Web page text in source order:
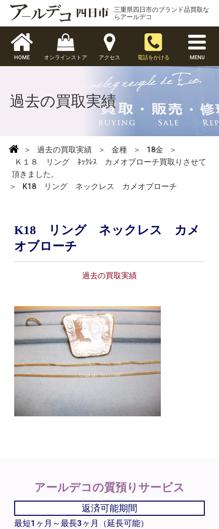
三重県四日市のブランド品買取な
らアールデコ
HOME オンラインストア アクセス 電話をかける MENU
過去の買取実績
＞ 過去の買取実績 ＞ 金種 ＞ 18金
＞
Ｋ１８ リング ﾈｯｸﾚｽ カメオブローチ買取りさせて
頂きました。
＞
K18 リング ネックレス カメオブローチ
K18 リング ネックレス カメ
オブローチ
過去の買取実績
アールデコの質預りサービス
返済可能期間
最短1ヶ月～最長3ヶ月（延長可能）